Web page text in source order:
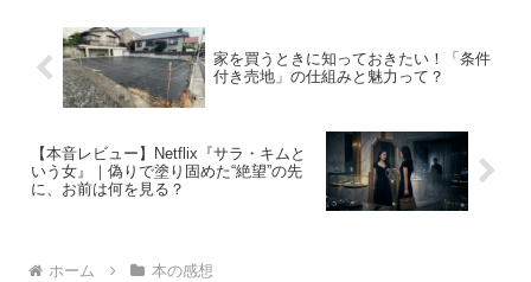
家を買うときに知っておきたい！「条件
付き売地」の仕組みと魅力って？
【本音レビュー】Netflix『サラ・キムと
いう女』｜偽りで塗り固めた“絶望”の先
に、お前は何を見る？
ホーム 本の感想